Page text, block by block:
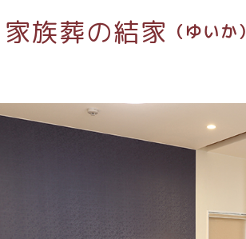
家族葬の結家 （ゆいか）